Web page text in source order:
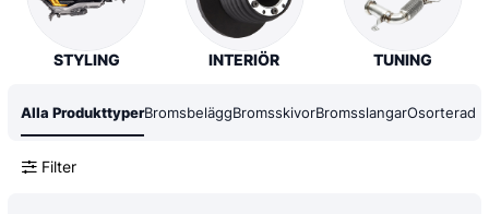
STYLING INTERIÖR TUNING
Alla ProdukttyperBromsbeläggBromsskivorBromsslangarOsorterad
Filter